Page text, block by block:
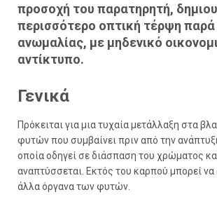
προσοχή του παρατηρητή,
περισσότερο οπτική τέρψη παρά
ανωμαλίας, με μηδενικό
αντίκτυπο.
Γενικά
Πρόκειται για μια τυχαία μετάλλαξη στα
φυτών που συμβαίνει πριν από την
οποία οδηγεί σε διάσπαση του χρώματος
αναπτύσσεται. Εκτός του καρπού μπορεί να
άλλα όργανα των φυτών.